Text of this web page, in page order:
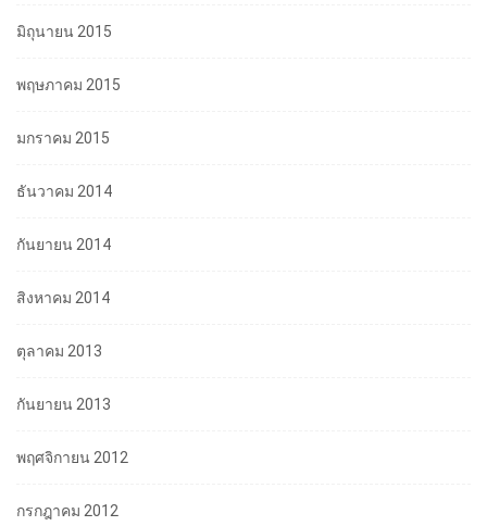
มิถุนายน 2015
พฤษภาคม 2015
มกราคม 2015
ธันวาคม 2014
กันยายน 2014
สิงหาคม 2014
ตุลาคม 2013
กันยายน 2013
พฤศจิกายน 2012
กรกฎาคม 2012